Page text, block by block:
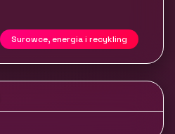
Surowce, energia i recykling